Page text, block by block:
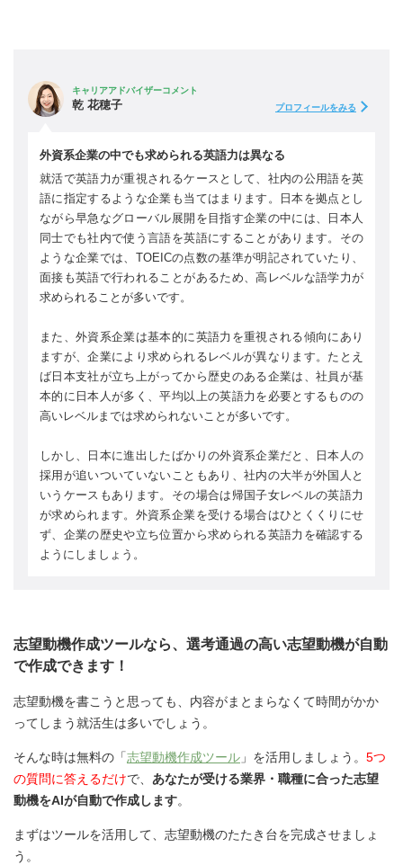
キャリアアドバイザーコメント
乾 花穂子 プロフィールをみる
外資系企業の中でも求められる英語力は異なる
就活で英語力が重視されるケースとして、社内の公用語を英
語に指定するような企業も当てはまります。日本を拠点とし
ながら早急なグローバル展開を目指す企業の中には、日本人
同士でも社内で使う言語を英語にすることがあります。その
ような企業では、TOEICの点数の基準が明記されていたり、
面接も英語で行われることがあるため、高レベルな語学力が
求められることが多いです。
また、外資系企業は基本的に英語力を重視される傾向にあり
ますが、企業により求められるレベルが異なります。たとえ
ば日本支社が立ち上がってから歴史のある企業は、社員が基
本的に日本人が多く、平均以上の英語力を必要とするものの
高いレベルまでは求められないことが多いです。
しかし、日本に進出したばかりの外資系企業だと、日本人の
採用が追いついていないこともあり、社内の大半が外国人と
いうケースもあります。その場合は帰国子女レベルの英語力
が求められます。外資系企業を受ける場合はひとくくりにせ
ず、企業の歴史や立ち位置から求められる英語力を確認する
ようにしましょう。
志望動機作成ツールなら、選考通過の高い志望動機が自動
で作成できます！
志望動機を書こうと思っても、内容がまとまらなくて時間がかか
ってしまう就活生は多いでしょう。
そんな時は無料の「志望動機作成ツール 」を活用しましょう。 5つ
の質問に答えるだけで、 あなたが受ける業界・職種に合った志望
動機をAIが自動で作成します。
まずはツールを活用して、志望動機のたたき台を完成させましょ
う。